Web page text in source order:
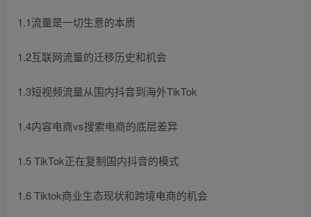
1.1流量是一切生意的本质
1.2互联网流量的迁移历史和机会
1.3短视频流量从国内抖音到海外TikTok
1.4内容电商vs搜索电商的底层差异
1.5 TikTok正在复制国内抖音的模式
1.6 Tiktok商业生态现状和跨境电商的机会